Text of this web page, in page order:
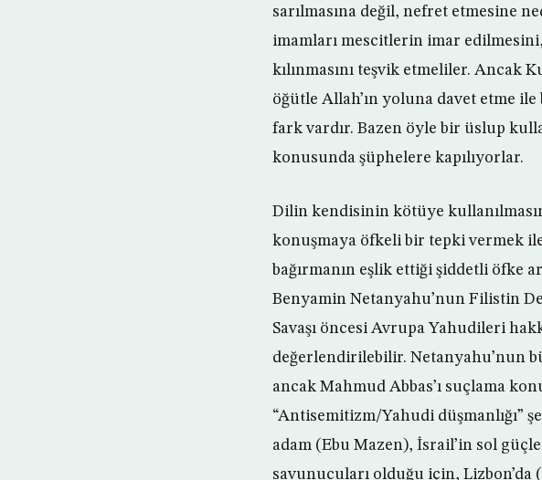
sarılmasına değil, nefret etmesine
imamları mescitlerin imar
kılınmasını teşvik etmeliler. Ancak
öğütle Allah’ın yoluna davet etme
fark vardır. Bazen öyle bir üslup
konusunda şüphelere kapılıyorlar.
Dilin kendisinin kötüye
konuşmaya öfkeli bir tepki vermek
bağırmanın eşlik ettiği şiddetli öfke
Benyamin Netanyahu’nun Filistin
Savaşı öncesi Avrupa Yahudileri
değerlendirilebilir. Netanyahu’nun
ancak Mahmud Abbas’ı suçlama
“Antisemitizm/Yahudi düşmanlığı”
adam (Ebu Mazen), İsrail’in sol
savunucuları olduğu için, Lizbon’da